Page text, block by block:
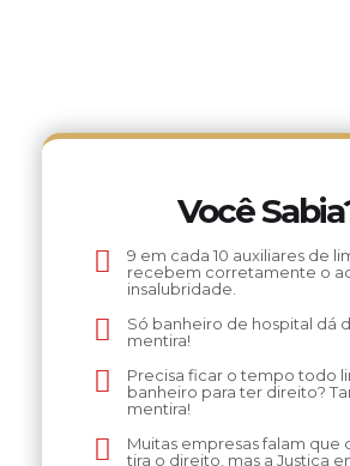
Você
9 em cada 10 auxiliares de
recebem corretamente o
insalubridade.
Só banheiro de hospital dá
mentira!
Precisa ficar o tempo todo
banheiro para ter direito?
mentira!
Muitas empresas falam que
tira o direito, mas a Justiça